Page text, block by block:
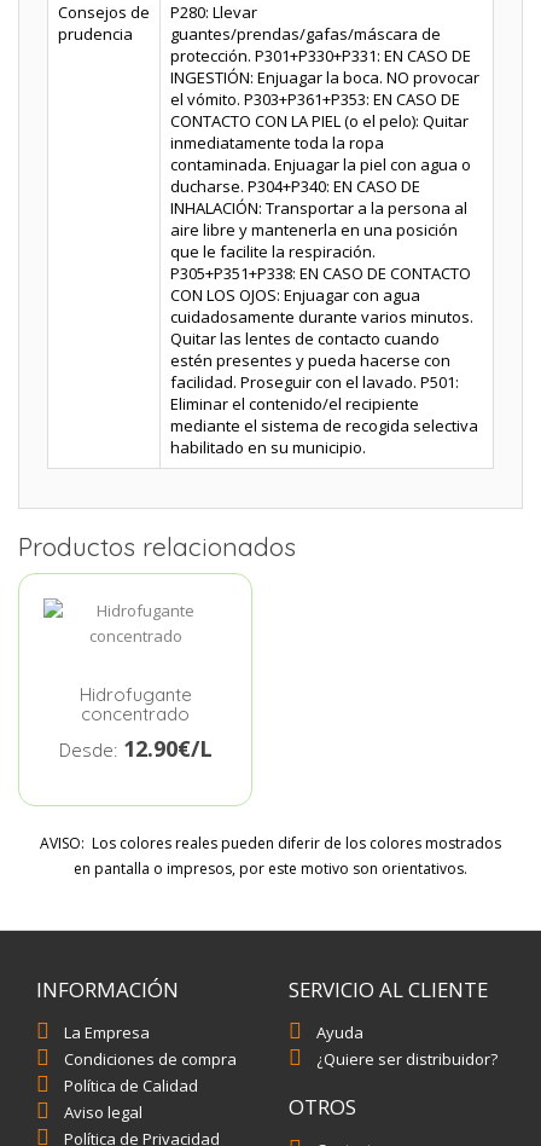
Consejos de
prudencia
P280: Llevar
guantes/prendas/gafas/máscara de
protección. P301+P330+P331: EN CASO DE
INGESTIÓN: Enjuagar la boca. NO provocar
el vómito. P303+P361+P353: EN CASO DE
CONTACTO CON LA PIEL (o el pelo): Quitar
inmediatamente toda la ropa
contaminada. Enjuagar la piel con agua o
ducharse. P304+P340: EN CASO DE
INHALACIÓN: Transportar a la persona al
aire libre y mantenerla en una posición
que le facilite la respiración.
P305+P351+P338: EN CASO DE CONTACTO
CON LOS OJOS: Enjuagar con agua
cuidadosamente durante varios minutos.
Quitar las lentes de contacto cuando
estén presentes y pueda hacerse con
facilidad. Proseguir con el lavado. P501:
Eliminar el contenido/el recipiente
mediante el sistema de recogida selectiva
habilitado en su municipio.
Productos relacionados
Hidrofugante
concentrado
Desde: 12.90€/L
AVISO: Los colores reales pueden diferir de los colores mostrados
en pantalla o impresos, por este motivo son orientativos.
INFORMACIÓN
La Empresa
Condiciones de compra
Política de Calidad
Aviso legal
Política de Privacidad
SERVICIO AL CLIENTE
Ayuda
¿Quiere ser distribuidor?
OTROS